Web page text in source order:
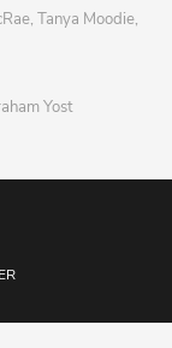
Tanya Moodie,
Yost